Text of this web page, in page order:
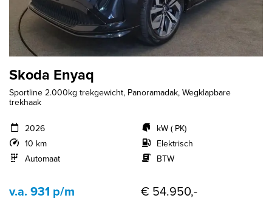
Skoda Enyaq
Sportline 2.000kg trekgewicht, Panoramadak, Wegklapbare
trekhaak
2026
10 km
Automaat
kW ( PK)
Elektrisch
BTW
v.a. 931 p/m € 54.950,-